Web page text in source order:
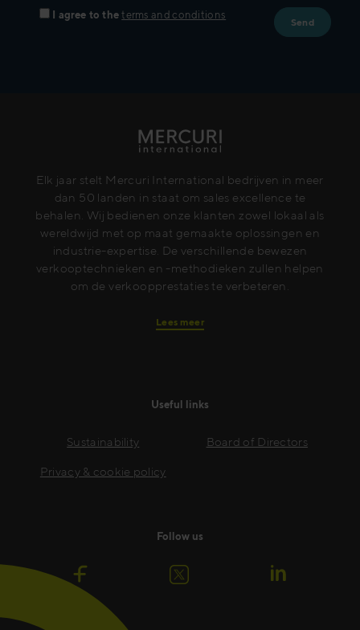
I agree to the terms and conditions
Elk jaar stelt Mercuri International bedrijven in meer
dan 50 landen in staat om sales excellence te
behalen. Wij bedienen onze klanten zowel lokaal als
wereldwijd met op maat gemaakte oplossingen en
industrie-expertise. De verschillende bewezen
verkooptechnieken en -methodieken zullen helpen
om de verkoopprestaties te verbeteren.
Lees meer
Useful links
Sustainability
Privacy & cookie policy
Board of Directors
Follow us